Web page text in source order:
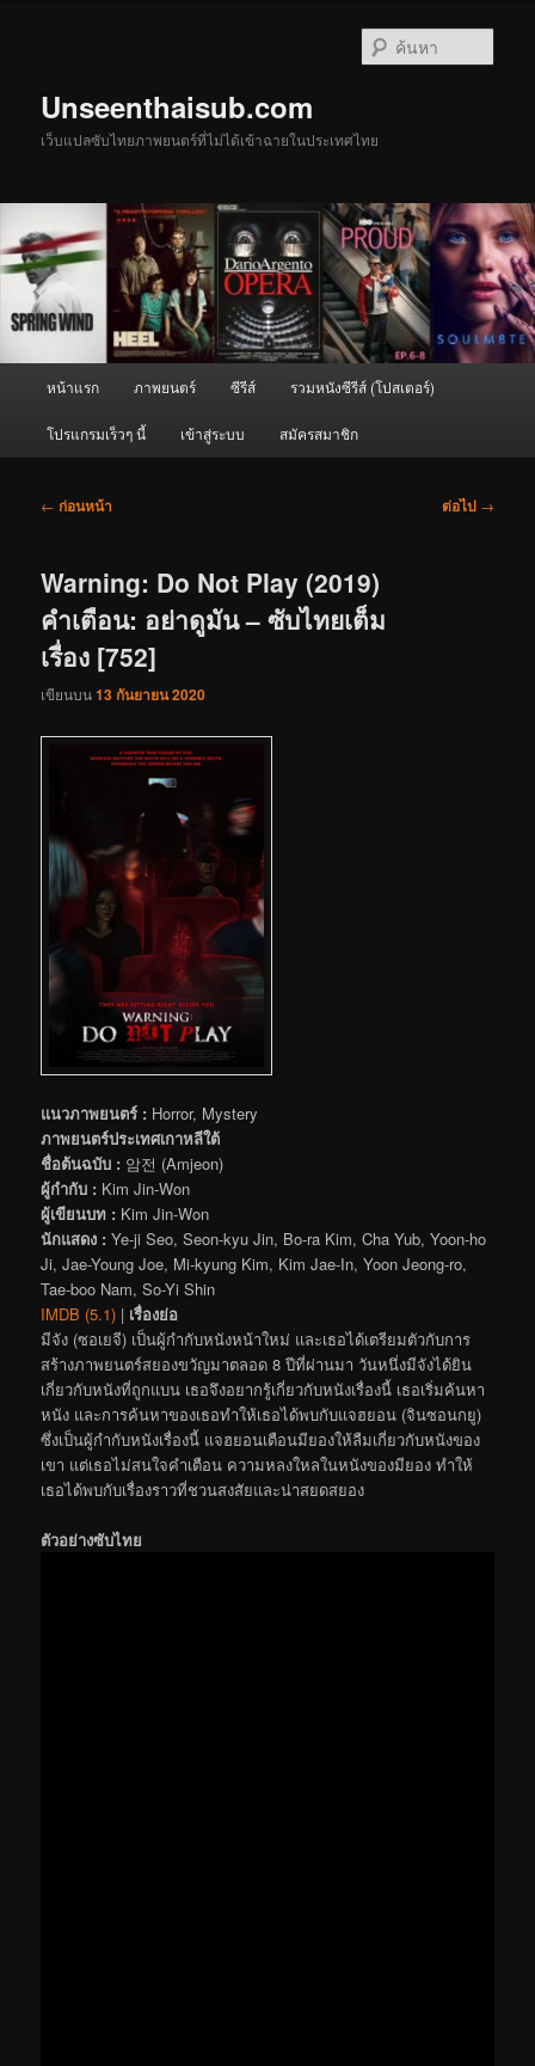
Unseenthaisub.com
เว็บแปลซับไทยภาพยนตร์ที่ไม่ได้เข้าฉายในประเทศไทย
หน้าแรก ภาพยนตร์ ซีรีส์ รวมหนังซีรีส์ (โปสเตอร์)
โปรแกรมเร็วๆ นี้ เข้าสู่ระบบ สมัครสมาชิก
เมนู
← ก่อนหน้า ต่อไป →
Warning: Do Not Play (2019)
คำเตือน: อย่าดูมัน – ซับไทยเต็ม
เรื่อง [752]
เขียนบน13 กันยายน 2020
แนวภาพยนตร์ : Horror, Mystery
ภาพยนตร์ประเทศเกาหลีใต้
ชื่อต้นฉบับ : 암전 (Amjeon)
ผู้กำกับ : Kim Jin-Won
ผู้เขียนบท : Kim Jin-Won
นักแสดง : Ye-ji Seo, Seon-kyu Jin, Bo-ra Kim, Cha Yub, Yoon-ho
Ji, Jae-Young Joe, Mi-kyung Kim, Kim Jae-In, Yoon Jeong-ro,
Tae-boo Nam, So-Yi Shin
IMDB (5.1) | เรื่องย่อ
มีจัง (ซอเยจี) เป็นผู้กำกับหนังหน้าใหม่ และเธอได้เตรียมตัวกับการ
สร้างภาพยนตร์สยองขวัญมาตลอด 8 ปีที่ผ่านมา วันหนึ่งมีจังได้ยิน
เกี่ยวกับหนังที่ถูกแบน เธอจึงอยากรู้เกี่ยวกับหนังเรื่องนี้ เธอเริ่มค้นหา
หนัง และการค้นหาของเธอทำให้เธอได้พบกับแจฮยอน (จินซอนกยู)
ซึ่งเป็นผู้กำกับหนังเรื่องนี้ แจฮยอนเตือนมียองให้ลืมเกี่ยวกับหนังของ
เขา แต่เธอไม่สนใจคำเตือน ความหลงใหลในหนังของมียอง ทำให้
เธอได้พบกับเรื่องราวที่ชวนสงสัยและน่าสยดสยอง
ตัวอย่างซับไทย